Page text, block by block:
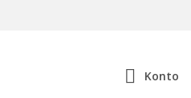
Konto